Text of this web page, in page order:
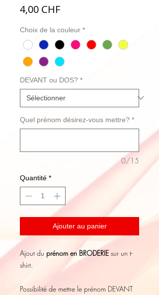
4,00 CHFPrix
Choix de la couleur *
DEVANT ou DOS? *
Quel prénom désirez-vous mettre? *
0/15
Quantité *
Ajouter au panier
Ajout du prénom en BRODERIE sur un t-
shirt.
Possibilité de mettre le prénom DEVANT